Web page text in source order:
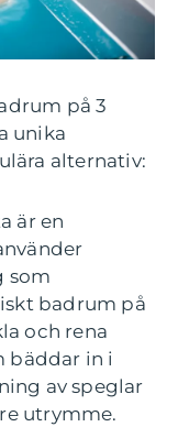
på 3
unika
alternativ:
är en
som
badrum på
och rena
bäddar in i
av speglar
utrymme.